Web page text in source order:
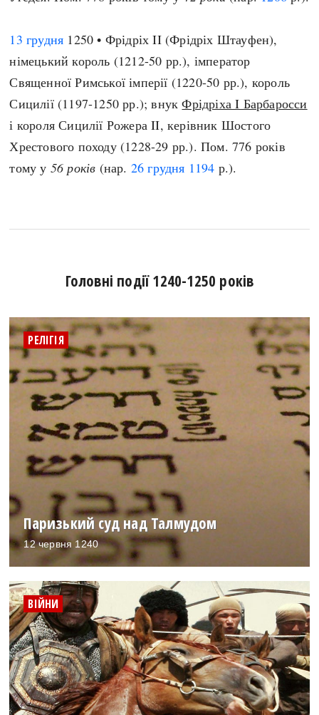
13 грудня 1250 • Фрідріх II (Фрідріх Штауфен),
німецький король (1212-50 рр.), імператор
Священної Римської імперії (1220-50 рр.), король
Сицилії (1197-1250 рр.); внукФрідріха I Барбаросси
і короля Сицилії Рожера II, керівник Шостого
Хрестового походу (1228-29 рр.). Пом. 776 років
тому у 56 років (нар. 26 грудня 1194 р.).
Головні події 1240-1250 років
РЕЛІГІЯ
Паризький суд над Талмудом
12 червня 1240
ВІЙНИ